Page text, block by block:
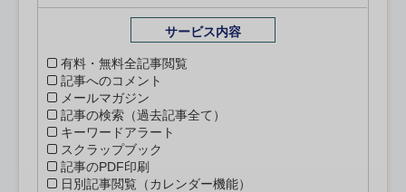
サービス内容
有料・無料全記事閲覧
記事へのコメント
メールマガジン
記事の検索（過去記事全て）
キーワードアラート
スクラップブック
記事のPDF印刷
日別記事閲覧（カレンダー機能）